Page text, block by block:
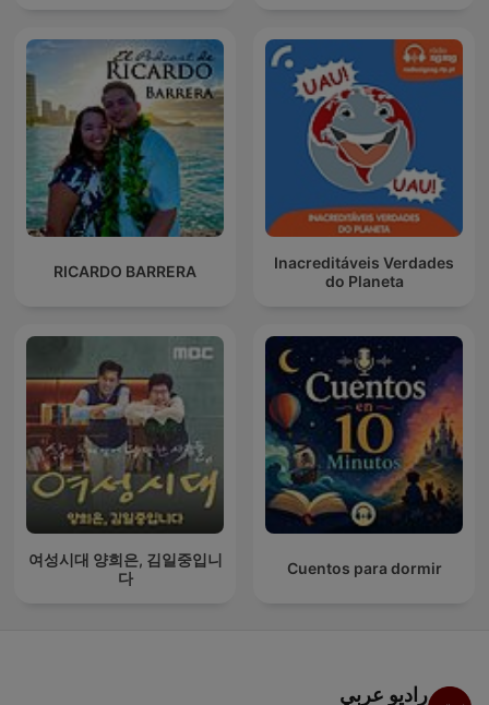
Inacreditáveis Verdades
do Planeta
RICARDO BARRERA
Cuentos para dormir
여성시대 양희은, 김일중입니
다
راديو عربي